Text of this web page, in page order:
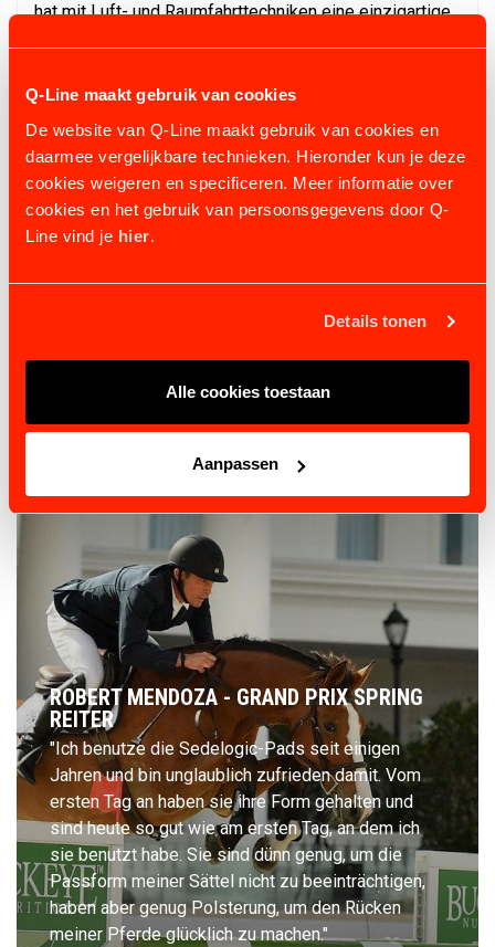
Q-Line maakt gebruik van cookies
De website van Q-Line maakt gebruik van cookies en
daarmee vergelijkbare technieken. Hieronder kun je deze
cookies weigeren en specificeren. Meer informatie over
cookies en het gebruik van persoonsgegevens door Q-
Line vind je hier.
Details tonen
Alle cookies toestaan
Aanpassen
hat mit Luft- und Raumfahrttechniken eine einzigartige,
anwendbar in allen Disziplinen des Reitsports.
✨ Entscheiden Sie sich für eine Sedelogic Satteldecke
und erleben Sie selbst die perfekte Balance zwischen
Komfort, Schutz und Leistung – eine Investition in das
Wohl Ihres Pferdes und die Langlebigkeit Ihrer
Ausrüstung!
ROBERT MENDOZA - GRAND PRIX SPRING
REITER
"Ich benutze die Sedelogic-Pads seit einigen
Jahren und bin unglaublich zufrieden damit. Vom
ersten Tag an haben sie ihre Form gehalten und
sind heute so gut wie am ersten Tag, an dem ich
sie benutzt habe. Sie sind dünn genug, um die
Passform meiner Sättel nicht zu beeinträchtigen,
haben aber genug Polsterung, um den Rücken
meiner Pferde glücklich zu machen."